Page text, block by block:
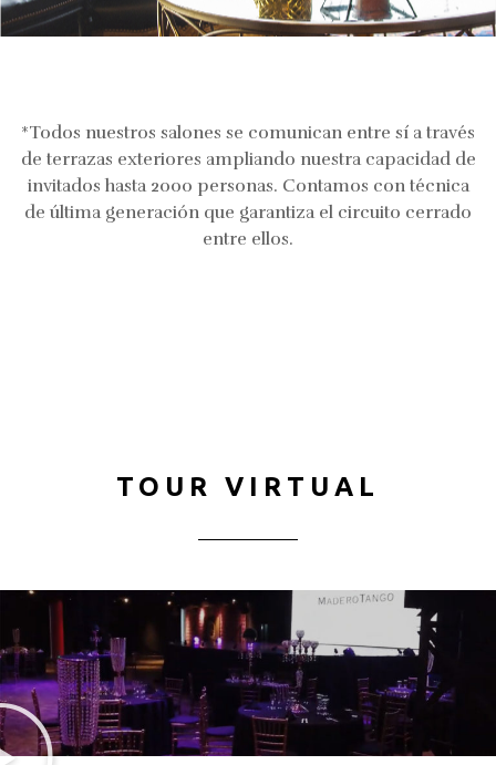
*Todos nuestros salones se comunican entre sí a través
de terrazas exteriores ampliando nuestra capacidad de
invitados hasta 2000 personas. Contamos con técnica
de última generación que garantiza el circuito cerrado
entre ellos.
TOUR VIRTUAL